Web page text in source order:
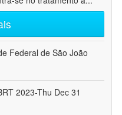
Federal de São João
2023-Thu Dec 31